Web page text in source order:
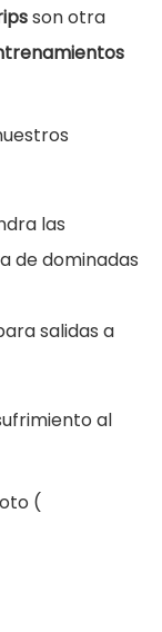
son otra
las
de dominadas
salidas a
al
(